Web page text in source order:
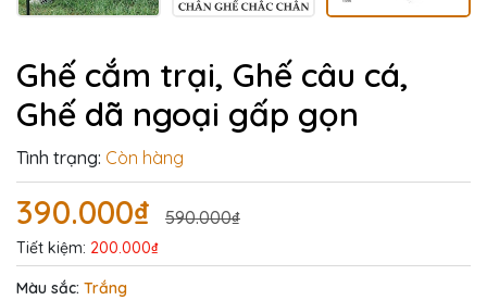
Ghế cắm trại, Ghế câu cá,
Ghế dã ngoại gấp gọn
Tình trạng: Còn hàng
390.000₫ 590.000₫
Tiết kiệm: 200.000₫
Màu sắc: Trắng